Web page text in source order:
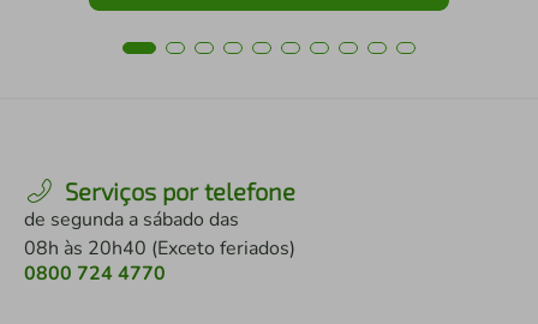
Serviços por telefone
de segunda a sábado das
08h às 20h40 (Exceto feriados)
0800 724 4770